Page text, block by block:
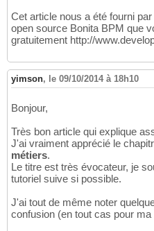
Cet article nous a été fourni
open source Bonita BPM que
gratuitement http://
yimson, le 09/10/2014 à 18h10
Bonjour,
Très bon article qui explique
J'ai vraiment apprécié le
métiers.
Le titre est très évocateur, je
tutoriel suive si possible.
J'ai tout de même noter
confusion (en tout cas pour ma